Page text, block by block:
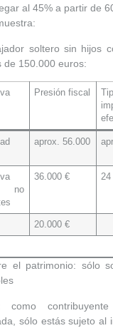
al 45% a partir de
soltero sin hijos
de 150.000 euros:
Presión fiscal
aprox. 56.000
no
36.000 € 24
20.000 €
el patrimonio: sólo
como
sólo estás sujeto al